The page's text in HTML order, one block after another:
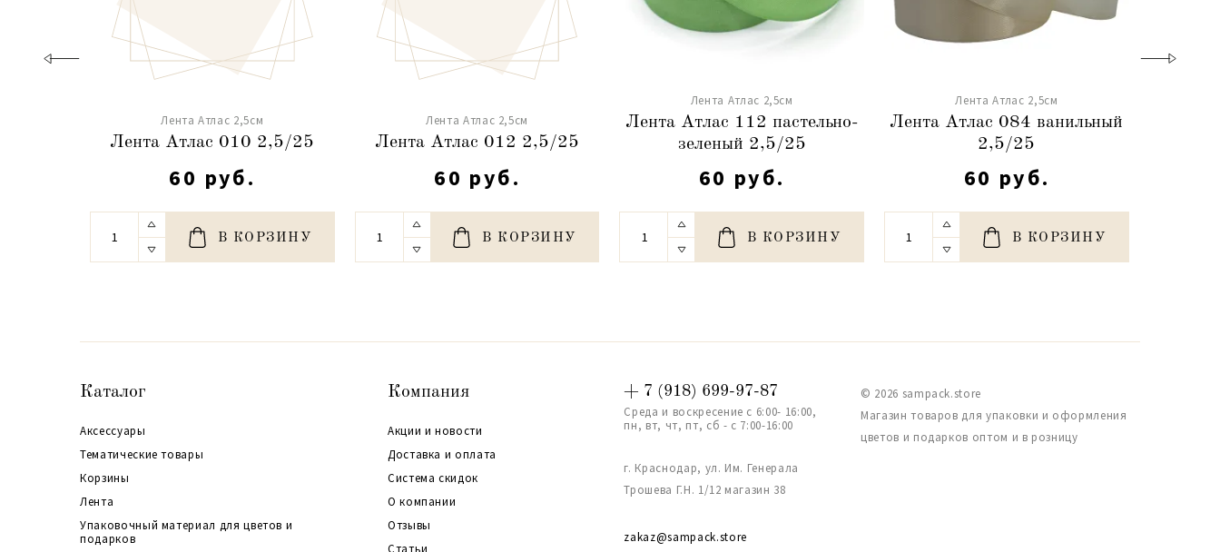
Лента Атлас 2,5см
Лента Атлас 010 2,5/25
60 руб.
В КОРЗИНУ
Лента Атлас 2,5см
Лента Атлас 012 2,5/25
60 руб.
В КОРЗИНУ
Лента Атлас 2,5см
Лента Атлас 112 пастельно-
зеленый 2,5/25
60 руб.
В КОРЗИНУ
Лента Атлас 2,5см
Лента Атлас 084 ванильный
2,5/25
60 руб.
В КОРЗИНУ
Каталог
Аксессуары
Тематические товары
Корзины
Лента
Упаковочный материал для цветов и
подарков
Компания
Акции и новости
Доставка и оплата
Система скидок
О компании
Отзывы
Статьи
+ 7 (918) 699-97-87
Среда и воскресение с 6:00- 16:00,
пн, вт, чт, пт, сб - с 7:00-16:00
г. Краснодар, ул. Им. Генерала
Трошева Г.Н. 1/12 магазин 38
zakaz@sampack.store
© 2026 sampack.store
Магазин товаров для упаковки и оформления
цветов и подарков оптом и в розницу